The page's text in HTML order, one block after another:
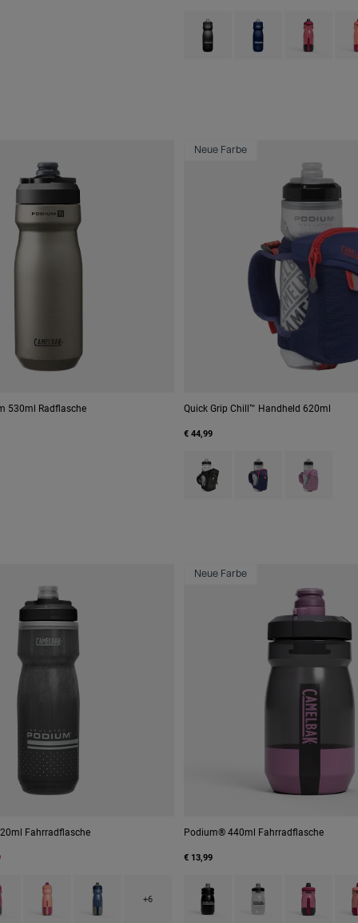
Product swatch type of Black.
Product swatch type
Product
530ml Radflasche
Neue Farbe
Quick Grip Chill™ Handheld 620ml
€ 44,99
Product swatch type of Black.
Product swatch type of
Product
Fahrradflasche
type of Black.
swatch type of Mercury Berry.
Product swatch type of Mercury Blush.
Product swatch type of Mercury Deep Sea.
+6
Neue Farbe
Podium® 440ml Fahrradflasche
€ 13,99
Product swatch type of Black.
Product swatch type of
Product